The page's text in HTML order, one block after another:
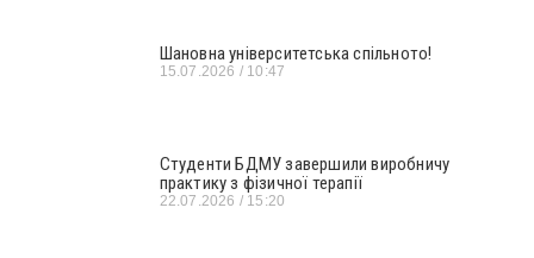
Шановна університетська спільното!
15.07.2026 10:47
Студенти БДМУ завершили виробничу
практику з фізичної терапії
22.07.2026 15:20